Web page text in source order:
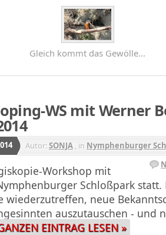
Gleich kommt das Gewölle...
WS mit Werner
Autor:SONJA , in Nymphenburger
Workshop mit
Schloßpark statt.
wiederzutreffen, neue
auszutauschen - und
EINTRAG LESEN »